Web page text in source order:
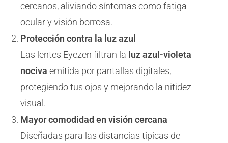
cercanos, aliviando síntomas como fatiga
ocular y visión borrosa.
Protección contra la luz azul
Las lentes Eyezen filtran la luz azul-violeta
nociva emitida por pantallas digitales,
protegiendo tus ojos y mejorando la nitidez
visual.
Mayor comodidad en visión cercana
Diseñadas para las distancias típicas de